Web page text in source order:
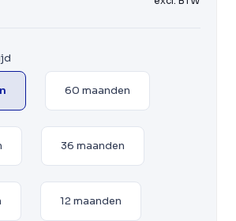
60 maanden
36 maanden
12 maanden